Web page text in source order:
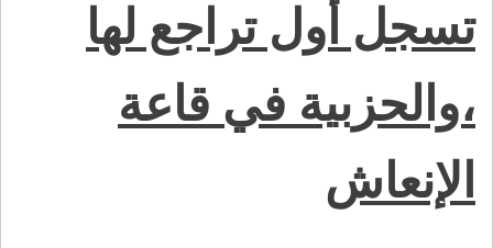
تسجل أول تراجع لها
،والحزبية في قاعة
الإنعاش